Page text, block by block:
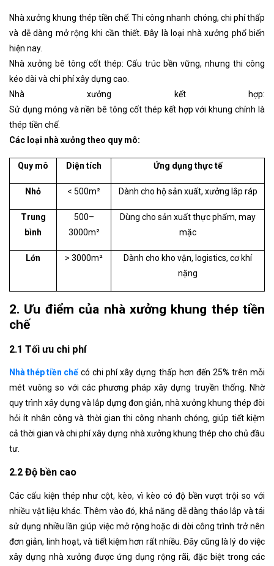
6.1. Xác định công năng sử dụng
6.2. Chọn kết cấu phù hợp
6.3. Xử lý nền và thoát nước
6.4. Dự trù chi phí
6.5. Lựa chọn đơn vị thi công uy tín
7. Cách tối ưu chi phí xây dựng nhà xưởng
7.1 Giai đoạn thiết kế
7.2 Giai đoạn thi công
Nhà xưởng khung thép tiền chế: Thi công nhanh chóng, chi phí thấp
và dễ dàng mở rộng khi cần thiết. Đây là loại nhà xưởng phổ biến
hiện nay.
Nhà xưởng bê tông cốt thép: Cấu trúc bền vững, nhưng thi công
kéo dài và chi phí xây dựng cao.
Nhà xưởng kết hợp:
Sử dụng móng và nền bê tông cốt thép kết hợp với khung chính là
thép tiền chế.
Các loại nhà xưởng theo quy mô:
Quy mô Diện tích Ứng dụng thực tế
Nhỏ < 500m² Dành cho hộ sản xuất, xưởng lắp ráp
Trung
bình
500–
3000m²
Dùng cho sản xuất thực phẩm, may
mặc
Lớn > 3000m²
Dành cho kho vận, logistics, cơ khí
nặng
2. Ưu điểm của nhà xưởng khung thép tiền
chế
2.1 Tối ưu chi phí
Nhà thép tiền chế có chi phí xây dựng thấp hơn đến 25% trên mỗi
mét vuông so với các phương pháp xây dựng truyền thống. Nhờ
quy trình xây dựng và lắp dựng đơn giản, nhà xưởng khung thép đòi
hỏi ít nhân công và thời gian thi công nhanh chóng, giúp tiết kiệm
cả thời gian và chi phí xây dựng nhà xưởng khung thép cho chủ đầu
tư.
2.2 Độ bền cao
Các cấu kiện thép như cột, kèo, vì kèo có độ bền vượt trội so với
nhiều vật liệu khác. Thêm vào đó, khả năng dễ dàng tháo lắp và tái
sử dụng nhiều lần giúp việc mở rộng hoặc di dời công trình trở nên
đơn giản, linh hoạt, và tiết kiệm hơn rất nhiều. Đây cũng là lý do việc
xây dựng nhà xưởng được ứng dụng rộng rãi, đặc biệt trong các